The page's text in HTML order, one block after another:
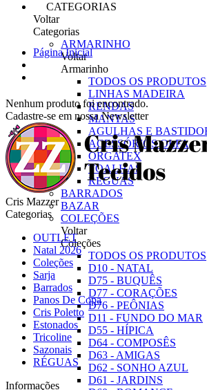
CATEGORIAS
Voltar
Categorias
ARMARINHO
Voltar
Armarinho
TODOS OS PRODUTOS
LINHAS MADEIRA
RENDAS
MANTAS
AGULHAS E
ACESSÓRIOS OLFA
ORGATEX
TOALHAS
RÉGUAS
BARRADOS
BAZAR
COLEÇÕES
Voltar
Coleções
TODOS OS PRODUTOS
D10 - NATAL
D75 - BUQUÊS
D77 - CORAÇÕES
D76 - PEÔNIAS
D11 - FUNDO DO MAR
D55 - HÍPICA
D64 - COMPOSÊS
D63 - AMIGAS
D62 - SONHO AZUL
D61 - JARDINS
Página Inicial
Nenhum produto foi encontrado.
Cadastre-se em nossa Newsletter
Cris Mazzer
Categorias
OUTLET
Natal 2026
Coleções
Sarja
Barrados
Panos De Copa
Cris Poletto
Estonados
Tricoline
Sazonais
RÉGUAS
Informações